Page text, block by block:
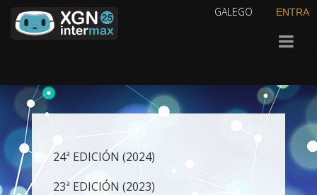
ENTRA
GALEGO
24ª EDICIÓN (2024)
23ª EDICIÓN (2023)